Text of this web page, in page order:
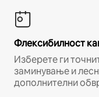
Флексибилност
Изберете ги
заминување и
дополнителни